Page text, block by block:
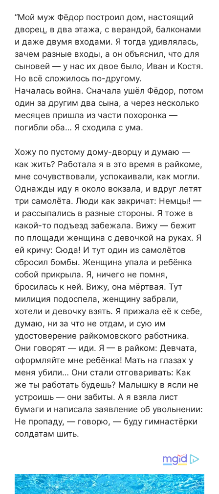
“Мой муж Фёдор построил дом, настоящий
дворец, в два этажа, с верандой, балконами
и даже двумя входами. Я тогда удивлялась,
зачем разные входы, а он объяснил, что для
сыновей — у нас их двое было, Иван и Костя.
Но всё сложилось по-другому.
Началась война. Сначала ушёл Фёдор, потом
один за другим два сына, а через несколько
месяцев пришла из части похоронка —
погибли оба… Я сходила с ума.
Хожу по пустому дому-дворцу и думаю —
как жить? Работала я в это время в райкоме,
мне сочувствовали, успокаивали, как могли.
Однажды иду я около вокзала, и вдруг летят
три самолёта. Люди как закричат: Немцы! —
и рассыпались в разные стороны. Я тоже в
какой-то подъезд забежала. Вижу — бежит
по площади женщина с девочкой на руках. Я
ей кричу: Сюда! И тут один из самолётов
сбросил бомбы. Женщина упала и ребёнка
собой прикрыла. Я, ничего не помня,
бросилась к ней. Вижу, она мёртвая. Тут
милиция подоспела, женщину забрали,
хотели и девочку взять. Я прижала её к себе,
думаю, ни за что не отдам, и сую им
удостоверение райкомовского работника.
Они говорят — иди. Я — в райком: Девчата,
оформляйте мне ребёнка! Мать на глазах у
меня убили… Они стали отговаривать: Как
же ты работать будешь? Малышку в ясли не
устроишь — они забиты. А я взяла лист
бумаги и написала заявление об увольнении:
Не пропаду, — говорю, — буду гимнастёрки
солдатам шить.